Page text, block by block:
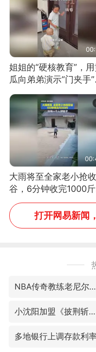
姐姐的“硬核教育”，
瓜向弟弟演示“门夹手”
教！
大雨将至全家老小抢
谷，6分钟收完1000斤
没有一个人掉链子
打开网易新闻
NBA传奇教练老尼尔森去世
小沈阳加盟《披荆斩棘》
多地银行上调存款利